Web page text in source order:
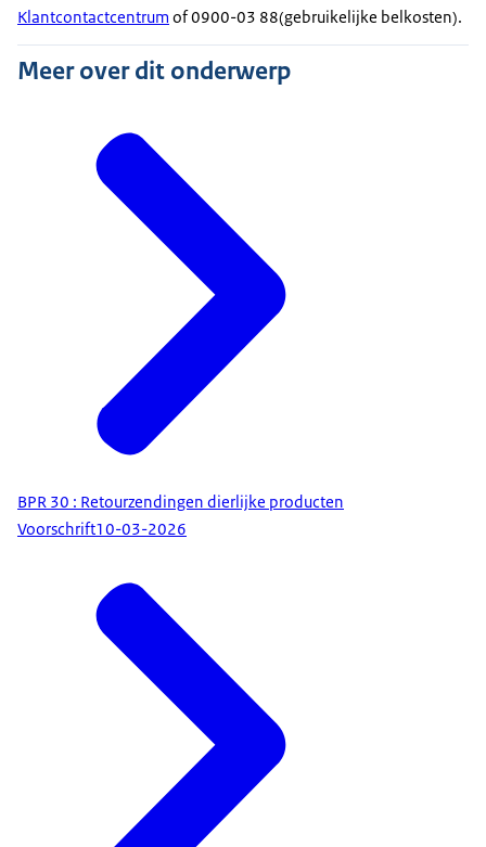
Klantcontactcentrum of 0900-03 88(gebruikelijke belkosten).
Meer over dit onderwerp
BPR 30 : Retourzendingen dierlijke producten
Voorschrift10-03-2026